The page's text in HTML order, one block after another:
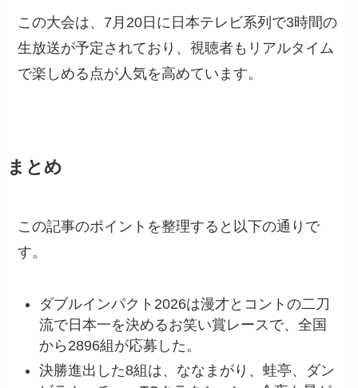
この大会は、7月20日に日本テレビ系列で3時間の
生放送が予定されており、視聴者もリアルタイム
で楽しめる点が人気を高めています。
まとめ
この記事のポイントを整理すると以下の通りで
す。
ダブルインパクト2026は漫才とコントの二刀
流で日本一を決めるお笑い賞レースで、全国
から2896組が応募した。
決勝進出した8組は、ななまがり、蛙亭、ダン